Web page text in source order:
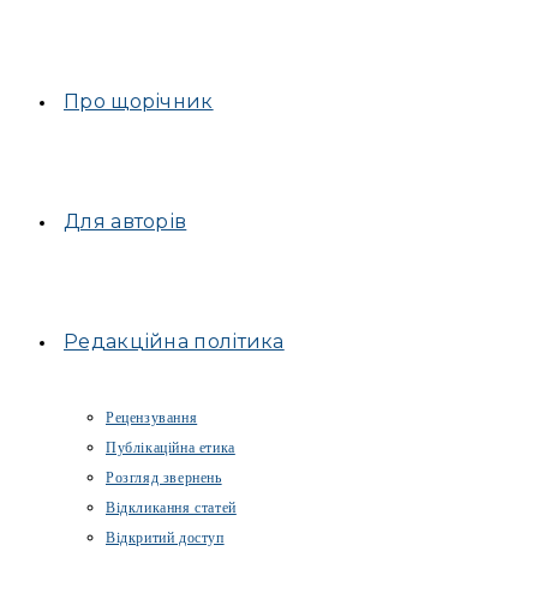
Про щорічник
Для авторів
Редакційна політика
Рецензування
Публікаційна етика
Розгляд звернень
Відкликання статей
Відкритий доступ